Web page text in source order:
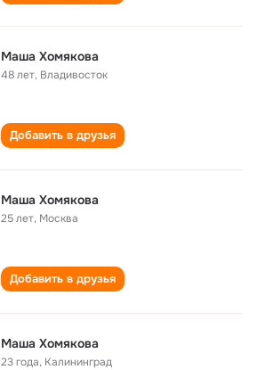
Маша Хомякова
48 лет, Владивосток
Добавить в друзья
Маша Хомякова
25 лет, Москва
Добавить в друзья
Маша Хомякова
23 года, Калининград